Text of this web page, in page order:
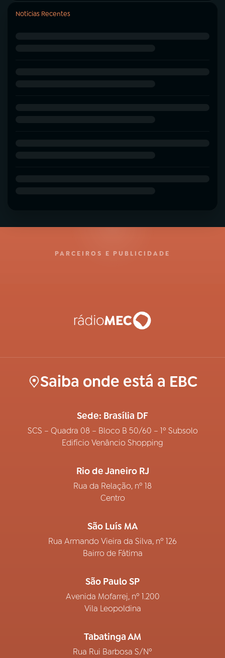
Notícias Recentes
PARCEIROS E PUBLICIDADE
Saiba onde está a EBC
Sede: Brasília DF
SCS – Quadra 08 – Bloco B 50/60 – 1º Subsolo
Edifício Venâncio Shopping
Rio de Janeiro RJ
Rua da Relação, nº 18
Centro
São Luís MA
Rua Armando Vieira da Silva, nº 126
Bairro de Fátima
São Paulo SP
Avenida Mofarrej, nº 1.200
Vila Leopoldina
Tabatinga AM
Rua Rui Barbosa S/Nº